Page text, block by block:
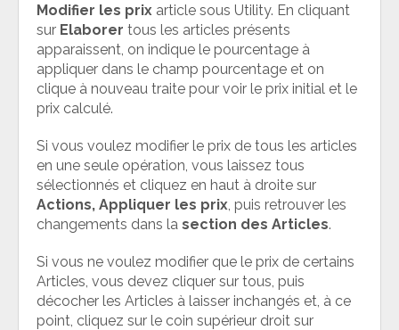
Modifier les prix article sous Utility. En cliquant
sur Elaborer tous les articles présents
apparaissent, on indique le pourcentage à
appliquer dans le champ pourcentage et on
clique à nouveau traite pour voir le prix initial et le
prix calculé.
Si vous voulez modifier le prix de tous les articles
en une seule opération, vous laissez tous
sélectionnés et cliquez en haut à droite sur
Actions, Appliquer les prix , puis retrouver les
changements dans la section des Articles.
Si vous ne voulez modifier que le prix de certains
Articles, vous devez cliquer sur tous, puis
décocher les Articles à laisser inchangés et, à ce
point, cliquez sur le coin supérieur droit sur